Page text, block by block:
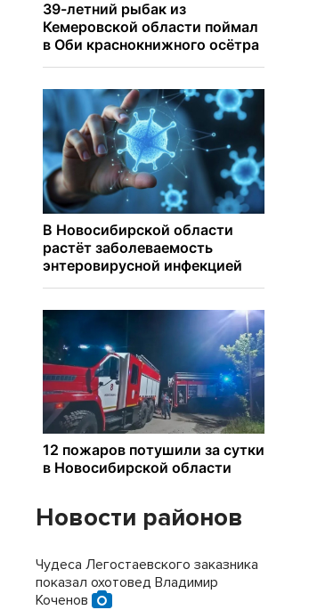
Новости районов
Чудеса Легостаевского заказника
показал охотовед Владимир
Коченов